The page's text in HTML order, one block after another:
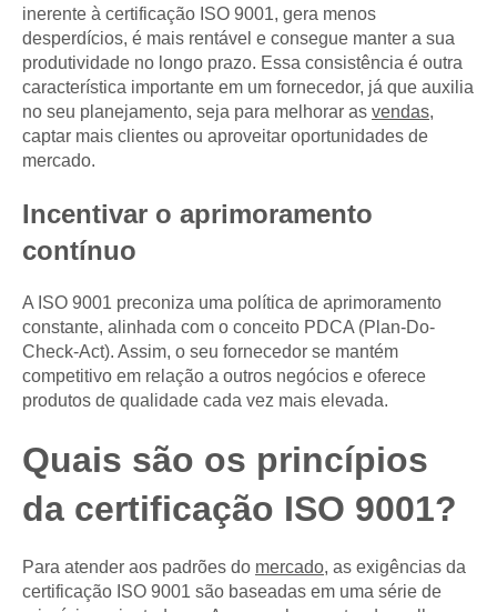
inerente à certificação ISO 9001, gera menos
desperdícios, é mais rentável e consegue manter a sua
produtividade no longo prazo. Essa consistência é outra
característica importante em um fornecedor, já que auxilia
no seu planejamento, seja para melhorar as vendas,
captar mais clientes ou aproveitar oportunidades de
mercado.
Incentivar o aprimoramento
contínuo
A ISO 9001 preconiza uma política de aprimoramento
constante, alinhada com o conceito PDCA (Plan-Do-
Check-Act). Assim, o seu fornecedor se mantém
competitivo em relação a outros negócios e oferece
produtos de qualidade cada vez mais elevada.
Quais são os princípios
da certificação ISO 9001?
Para atender aos padrões do mercado, as exigências da
certificação ISO 9001 são baseadas em uma série de